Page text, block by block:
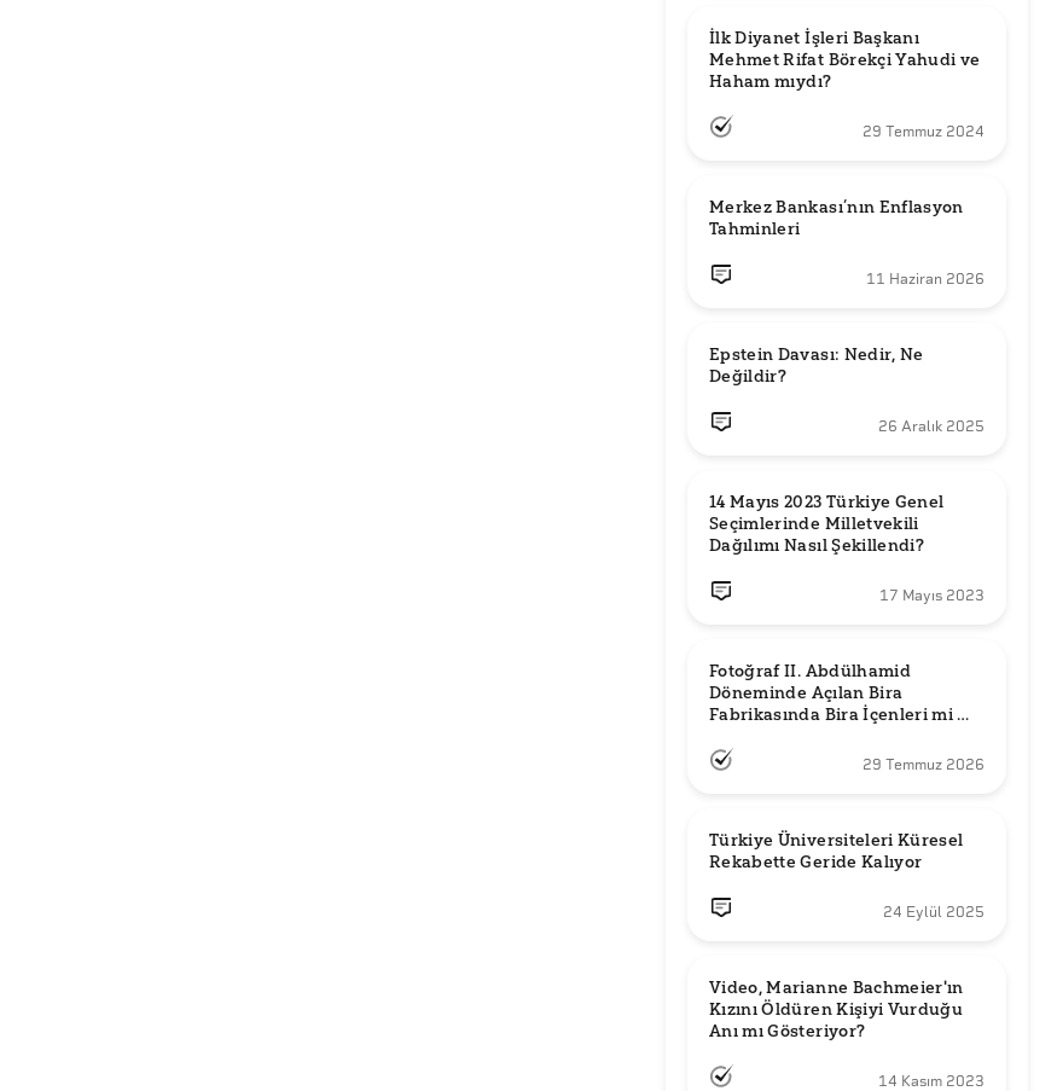
İlk Diyanet İşleri Başkanı
Mehmet Rifat Börekçi Yahudi ve
Haham mıydı?
29 Temmuz 2024
Merkez Bankası’nın Enflasyon
Tahminleri
11 Haziran 2026
Epstein Davası: Nedir, Ne
Değildir?
26 Aralık 2025
14 Mayıs 2023 Türkiye Genel
Seçimlerinde Milletvekili
Dağılımı Nasıl Şekillendi?
17 Mayıs 2023
Fotoğraf II. Abdülhamid
Döneminde Açılan Bira
Fabrikasında Bira İçenleri mi
29 Temmuz 2026
Türkiye Üniversiteleri Küresel
Rekabette Geride Kalıyor
24 Eylül 2025
Video, Marianne Bachmeier'ın
Kızını Öldüren Kişiyi Vurduğu
14 Kasım 2023